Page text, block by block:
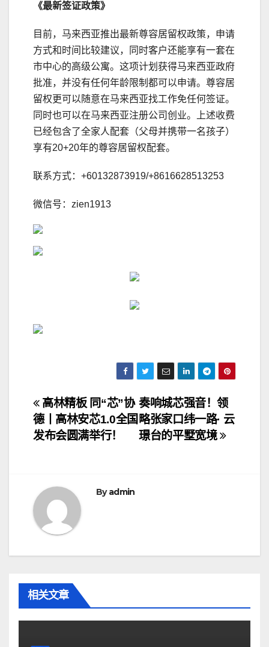
《最新签证政策》
目前，马来西亚推出最新尊容居留权政策，申请
方式和时间比较建议，同时客户还能享有一套在
市中心的高级公寓。这项计划获得马来西亚政府
批准，并没有任何年龄限制都可以申请。尊容居
留权更可以随意在马来西亚找工作免任何签证。
同时也可以在马来西亚注册公司创业。上述收费
已经包含了全家人配套（父母并携带一名孩子）
享有20+20年的尊容居留权配套。
联系方式：+60132873919/+8616628513253
微信号：zien1913
文
章
航
奏响城芯强音！领
略张家口纬一路· 云
璟台的平墅宽境
高林精板 同“芯”协
德丨高林安芯1.0全国
发布会圆满举行！
Byadmin
相关文章